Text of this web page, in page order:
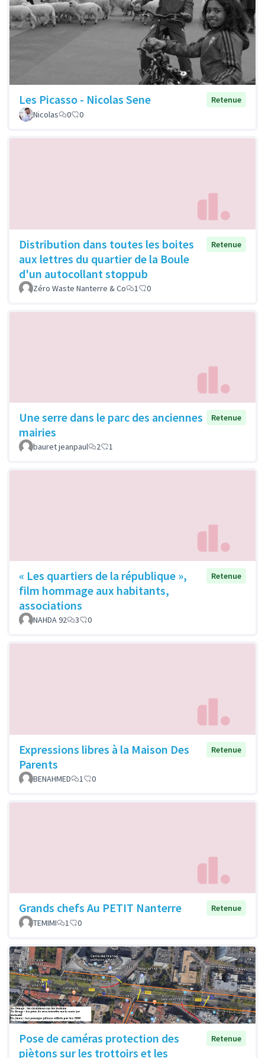
Les Picasso - Nicolas Sene
Retenue
Nicolas
0 0
Distribution dans toutes les boites
aux lettres du quartier de la Boule
d'un autocollant stoppub
Retenue
Zéro Waste Nanterre & Co 1 0
Une serre dans le parc des anciennes
mairies
Retenue
bauret jeanpaul 2 1
« Les quartiers de la république »,
film hommage aux habitants,
associations
Retenue
NAHDA 92 3 0
Expressions libres à la Maison Des
Parents
Retenue
BENAHMED 1 0
Grands chefs Au PETIT Nanterre
Retenue
TEMIMI
1 0
Pose de caméras protection des
piètons sur les trottoirs et les
Retenue